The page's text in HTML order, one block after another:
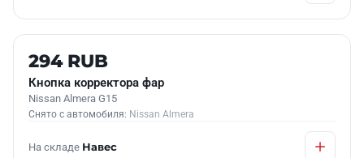
Б/У В НАЛИЧИИ
294 RUB
Кнопка корректора фар
Nissan Almera G15
Снято с автомобиля: Nissan Almera
На складе Навес